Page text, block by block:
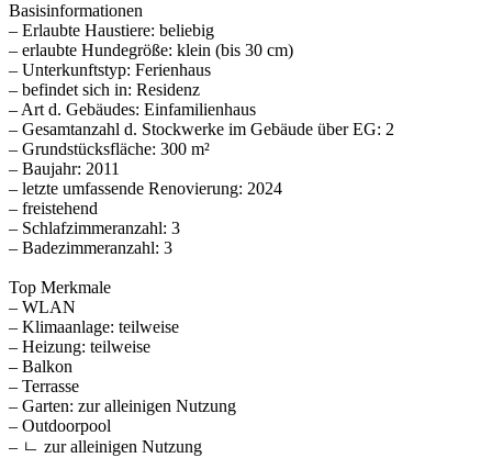
Basisinformationen
– Erlaubte Haustiere: beliebig
– erlaubte Hundegröße: klein (bis 30 cm)
– Unterkunftstyp: Ferienhaus
– befindet sich in: Residenz
– Art d. Gebäudes: Einfamilienhaus
– Gesamtanzahl d. Stockwerke im Gebäude über EG: 2
– Grundstücksfläche: 300 m²
– Baujahr: 2011
– letzte umfassende Renovierung: 2024
– freistehend
– Schlafzimmeranzahl: 3
– Badezimmeranzahl: 3
Top Merkmale
– WLAN
– Klimaanlage: teilweise
– Heizung: teilweise
– Balkon
– Terrasse
– Garten: zur alleinigen Nutzung
– Outdoorpool
– ㄴ zur alleinigen Nutzung